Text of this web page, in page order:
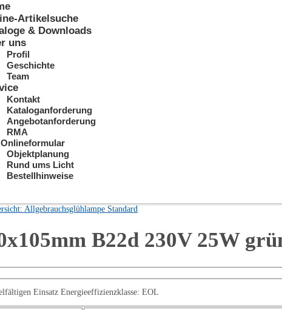
Artikelsuche
& Downloads
uns
Profil
Geschichte
Team
Kontakt
Kataloganforderung
Angebotanforderung
RMA
Onlineformular
Objektplanung
Rund ums Licht
Bestellhinweise
Allgebrauchsglühlampe Standard
B22d 230V 25W
Einsatz Energieeffizienzklasse: EOL